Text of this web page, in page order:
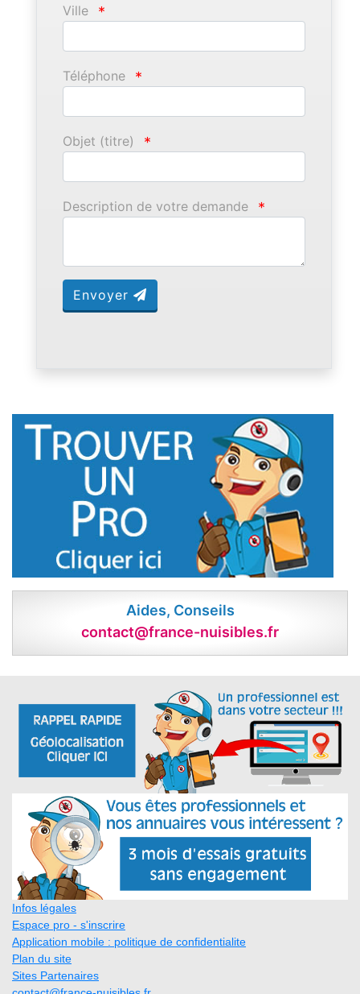
Ville *
Téléphone *
Objet (titre) *
Description de votre demande *
Envoyer
Aides, Conseils
contact@france-nuisibles.fr
Infos légales
Espace pro - s'inscrire
Application mobile : politique de confidentialite
Plan du site
Sites Partenaires